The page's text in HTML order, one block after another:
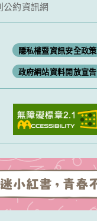
公約資訊網
隱私權暨資訊安全政策
政府網站資料開放宣告